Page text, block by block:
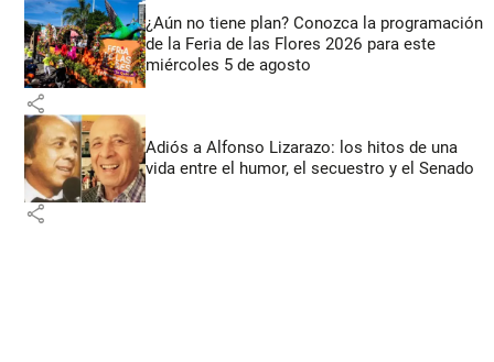
¿Aún no tiene plan? Conozca la programación
de la Feria de las Flores 2026 para este
miércoles 5 de agosto
share
Adiós a Alfonso Lizarazo: los hitos de una
vida entre el humor, el secuestro y el Senado
share